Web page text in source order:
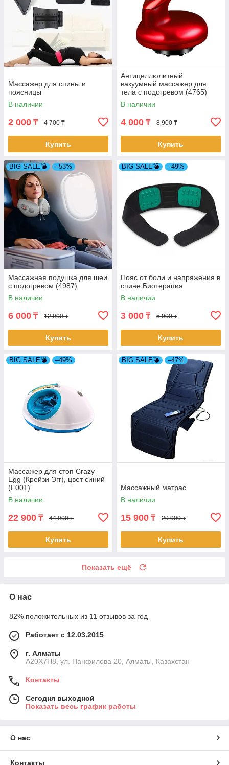
Массажер для спины и
поясницы
В наличии
2 000 ₸ 4 700 ₸
Купить
Антицеллюлитный
вакуумный массажер для
тела с подогревом (4765)
В наличии
4 000 ₸ 8 900 ₸
Купить
BIG SALE💣 –53%
Массажная подушка для шеи
с подогревом (4987)
В наличии
6 000 ₸ 12 900 ₸
Купить
BIG SALE💣 –49%
Пояс от боли и напряжения в
спине Биотерапия
В наличии
3 000 ₸ 5 900 ₸
Купить
BIG SALE💣 –49%
Массажер для стоп Crazy
Egg (Крейзи Эгг), цвет синий
(F001)
В наличии
22 900 ₸ 44 900 ₸
Купить
BIG SALE💣 –47%
Массажный матрас
В наличии
15 900 ₸ 29 900 ₸
Купить
Показать ещё
О нас
82% положительных из 11 отзывов за год
Работает с 12.03.2015
г. Алматы
A20X7H8, ул. Панфилова 20, Алматы, Казахстан
Контакты
Сегодня выходной
Показать весь график работы
О нас
Контакты